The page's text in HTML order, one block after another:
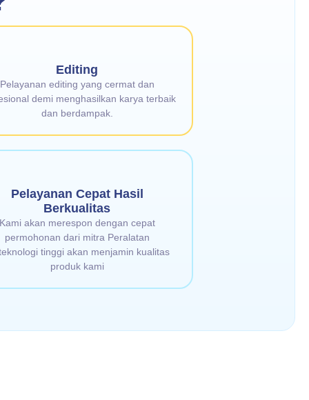
Editing
Pelayanan editing yang cermat dan
demi menghasilkan karya terbaik
dan berdampak.
Pelayanan Cepat Hasil
Berkualitas
Kami akan merespon dengan cepat
permohonan dari mitra Peralatan
tinggi akan menjamin kualitas
produk kami